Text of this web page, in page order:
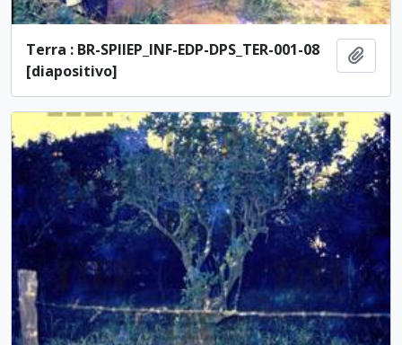
Terra : BR-SPIIEP_INF-EDP-DPS_TER-001-08
[diapositivo]